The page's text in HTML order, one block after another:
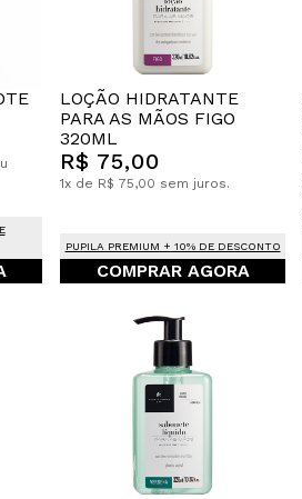
LOÇÃO HIDRATANTE
PARA AS MÃOS FIGO
320ML
R$ 75,00
1x de R$ 75,00 sem juros.
PUPILA PREMIUM + 10% DE DESCONTO
COMPRAR AGORA